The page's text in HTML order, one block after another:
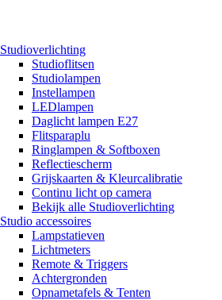
Studioverlichting
Studioflitsen
Studiolampen
Instellampen
LEDlampen
Daglicht lampen E27
Flitsparaplu
Ringlampen & Softboxen
Reflectiescherm
Grijskaarten & Kleurcalibratie
Continu licht op camera
Bekijk alle Studioverlichting
Studio accessoires
Lampstatieven
Lichtmeters
Remote & Triggers
Achtergronden
Opnametafels & Tenten